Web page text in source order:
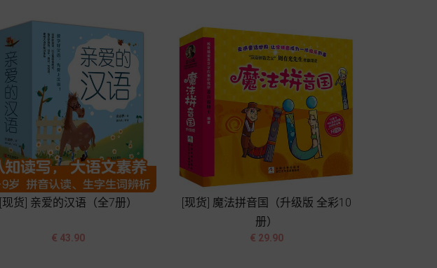
[现货] 亲爱的汉语（全7册）
价
€ 43.90

[现货] 魔法拼音国（升级版 全彩10
册）
价
€ 29.90
